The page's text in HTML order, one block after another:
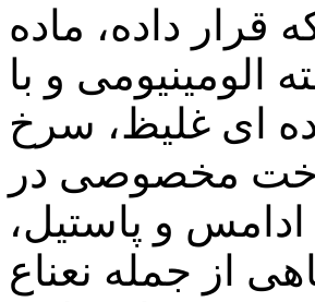
قرار داده، ماده
الومینیومی و با
ای غلیظ، سرخ
مخصوصی در
و پاستیل،
از جمله نعناع